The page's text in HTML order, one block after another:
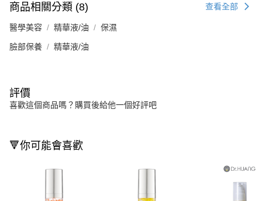
商品相關分類 (8) 查看全部
醫學美容 精華液/油 保濕
臉部保養 精華液/油
評價
喜歡這個商品嗎？購買後給他一個好評吧
🔻你可能會喜歡